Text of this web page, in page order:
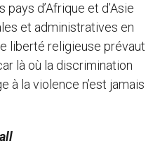
d’Afrique et d’Asie
et administratives en
liberté religieuse prévaut
là où la discrimination
à la violence n’est jamais